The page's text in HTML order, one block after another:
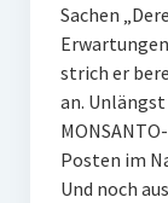
Sachen
strich er
an.
Posten im
Und noch